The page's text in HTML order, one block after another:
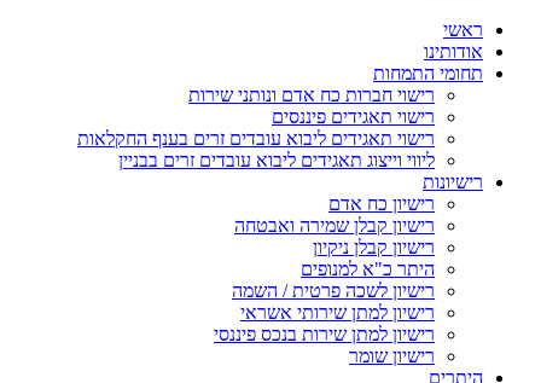
ראשי
אודותינו
תחומי התמחות
רישוי חברות כח אדם ונותני שירות
רישוי תאגידים פיננסים
רישוי תאגידים ליבוא עובדים זרים בענף החקלאות
ליווי וייצוג תאגידים ליבוא עובדים זרים בבניין
רישיונות
רישיון כח אדם
רישיון קבלן שמירה ואבטחה
רישיון קבלן ניקיון
היתר כ"א למנופים
רישיון לשכה פרטית / השמה
רישיון למתן שירותי אשראי
רישיון למתן שירות בנכס פיננסי
רישיון שומר
היתרים